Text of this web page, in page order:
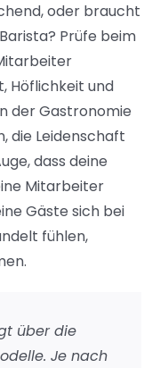
oder braucht
Prüfe beim
Höflichkeit und
der Gastronomie
die Leidenschaft
dass deine
Mitarbeiter
Gäste sich bei
fühlen,
über die
Je nach